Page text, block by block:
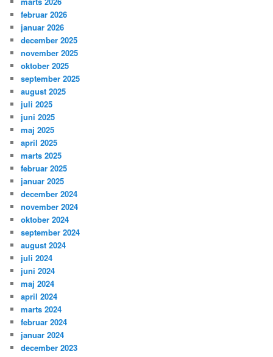
februar 2026
januar 2026
december 2025
november 2025
oktober 2025
september 2025
august 2025
juli 2025
juni 2025
maj 2025
april 2025
marts 2025
februar 2025
januar 2025
december 2024
november 2024
oktober 2024
september 2024
august 2024
juli 2024
juni 2024
maj 2024
april 2024
marts 2024
februar 2024
januar 2024
december 2023